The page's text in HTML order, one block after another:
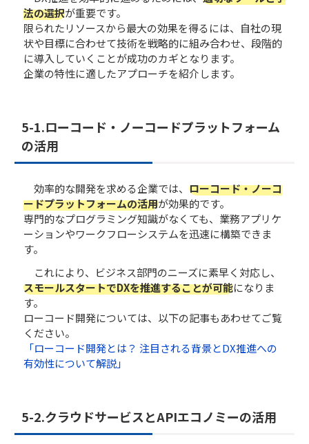
法の選択が重要です。
限られたリソースから最大の効果を得るには、自社の現
状や目標に合わせて技術を戦略的に組み合わせ、段階的
に導入していくことが成功のカギとなります。
企業の特性に適したアプローチを紹介します。
5-1.​​ローコード・ノーコードプラットフォーム
の活用
効率的な開発を求める企業では、 ローコード・ノーコ
ードプラットフォームの活用が効果的です。
専門的なプログラミング知識がなくても、業務アプリケ
ーションやワークフローシステムを迅速に構築できま
す。
これにより、ビジネス部門のニーズに素早く対応し、
スモールスタートでDXを推進することが可能になりま
す。
ローコード開発については、以下の記事もあわせてご覧
ください。
「ローコード開発とは？ 注目される背景とDX推進への
有効性について解説」
5-2.クラウドサービスとAPIエコノミーの活用